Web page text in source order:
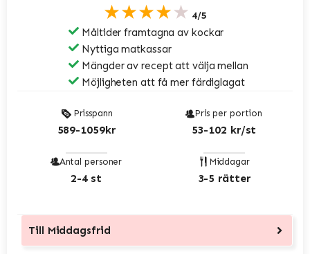
★★★★★ 4/5
Måltider framtagna av kockar
Nyttiga matkassar
Mängder av recept att välja mellan
Möjligheten att få mer färdiglagat
Prisspann
589-1059kr
Pris per portion
53-102 kr/st
Antal personer
2-4 st
Middagar
3-5 rätter
Till Middagsfrid